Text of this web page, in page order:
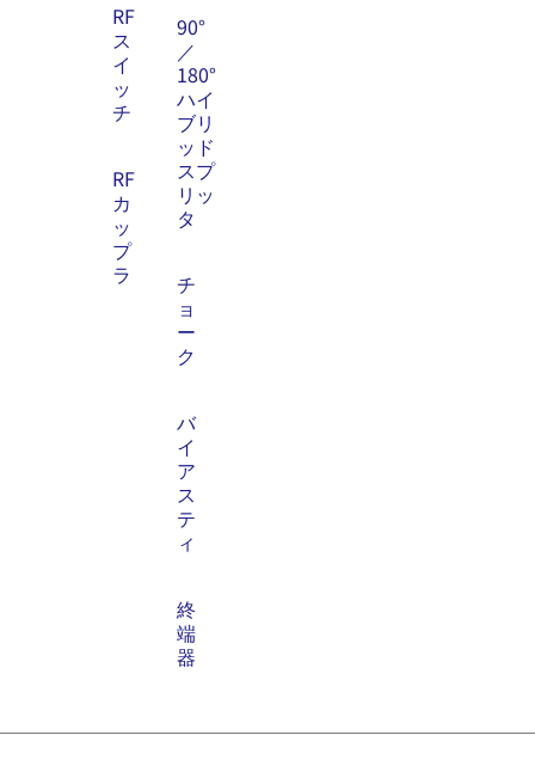
RF
ス
イ
ッ
チ
RF
カ
ッ
プ
ラ
90°
／
180°
ハイ
ブリ
ッド
スプ
リッ
タ
チ
ョ
ー
ク
バ
イ
ア
ス
テ
ィ
終
端
器